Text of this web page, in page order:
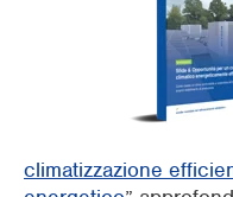
climatizzazione